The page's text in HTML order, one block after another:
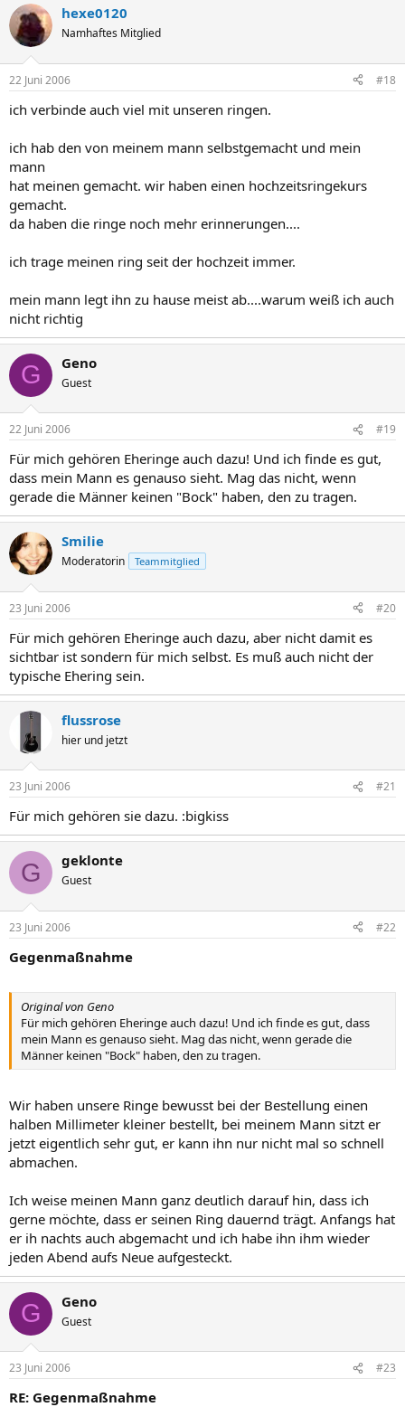
hexe0120
Namhaftes Mitglied
22 Juni 2006 #18
ich verbinde auch viel mit unseren ringen.
ich hab den von meinem mann selbstgemacht und mein
mann
hat meinen gemacht. wir haben einen hochzeitsringekurs
gemacht.
da haben die ringe noch mehr erinnerungen....
ich trage meinen ring seit der hochzeit immer.
mein mann legt ihn zu hause meist ab....warum weiß ich auch
nicht richtig
G Geno
Guest
22 Juni 2006 #19
Für mich gehören Eheringe auch dazu! Und ich finde es gut,
dass mein Mann es genauso sieht. Mag das nicht, wenn
gerade die Männer keinen "Bock" haben, den zu tragen.
Smilie
Moderatorin Teammitglied
23 Juni 2006 #20
Für mich gehören Eheringe auch dazu, aber nicht damit es
sichtbar ist sondern für mich selbst. Es muß auch nicht der
typische Ehering sein.
flussrose
hier und jetzt
23 Juni 2006 #21
Für mich gehören sie dazu. :bigkiss
G geklonte
Guest
23 Juni 2006 #22
Gegenmaßnahme
Original von Geno
Für mich gehören Eheringe auch dazu! Und ich finde es gut, dass
mein Mann es genauso sieht. Mag das nicht, wenn gerade die
Männer keinen "Bock" haben, den zu tragen.
Wir haben unsere Ringe bewusst bei der Bestellung einen
halben Millimeter kleiner bestellt, bei meinem Mann sitzt er
jetzt eigentlich sehr gut, er kann ihn nur nicht mal so schnell
abmachen.
Ich weise meinen Mann ganz deutlich darauf hin, dass ich
gerne möchte, dass er seinen Ring dauernd trägt. Anfangs hat
er ih nachts auch abgemacht und ich habe ihn ihm wieder
jeden Abend aufs Neue aufgesteckt.
G Geno
Guest
23 Juni 2006 #23
RE: Gegenmaßnahme